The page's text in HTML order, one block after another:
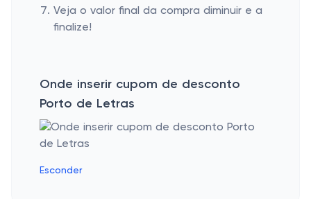
Veja o valor final da compra diminuir e a
finalize!
Onde inserir cupom de desconto
Porto de Letras
Esconder